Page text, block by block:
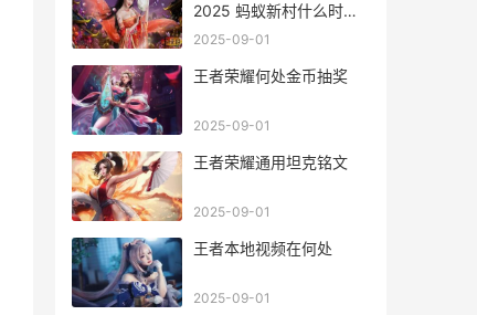
2025 蚂蚁新村什么时候
上线的
2025-09-01
王者荣耀何处金币抽奖
2025-09-01
王者荣耀通用坦克铭文
2025-09-01
王者本地视频在何处
2025-09-01